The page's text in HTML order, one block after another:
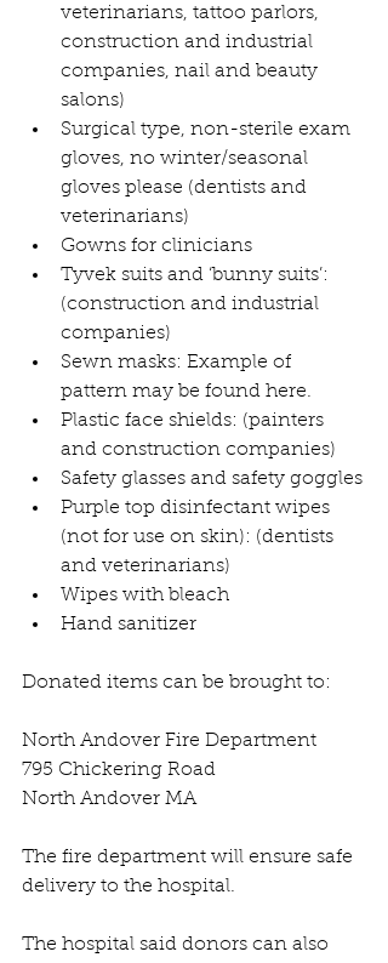
veterinarians, tattoo parlors,
construction and industrial
companies, nail and beauty
salons)
Surgical type, non-sterile exam
gloves, no winter/seasonal
gloves please (dentists and
veterinarians)
Gowns for clinicians
Tyvek suits and ‘bunny suits’:
(construction and industrial
companies)
Sewn masks: Example of
pattern may be found here.
Plastic face shields: (painters
and construction companies)
Safety glasses and safety goggles
Purple top disinfectant wipes
(not for use on skin): (dentists
and veterinarians)
Wipes with bleach
Hand sanitizer
Donated items can be brought to:
North Andover Fire Department
795 Chickering Road
North Andover MA
The fire department will ensure safe
delivery to the hospital.
The hospital said donors can also